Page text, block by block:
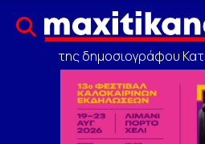
της δημοσιογράφου